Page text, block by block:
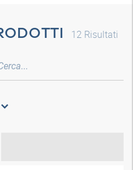
12 Risultati